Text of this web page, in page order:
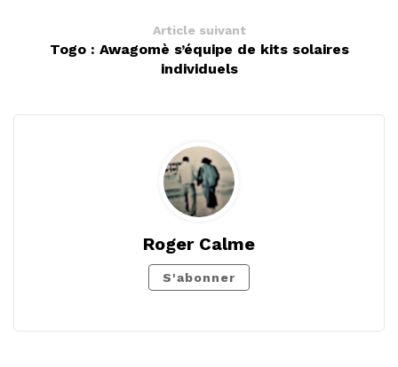
Article suivant
Togo : Awagomè s’équipe de kits solaires
individuels
Roger Calme
S'abonner